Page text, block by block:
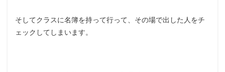
そしてクラスに名簿を持って行って、その場で出した人をチ
ェックしてしまいます。